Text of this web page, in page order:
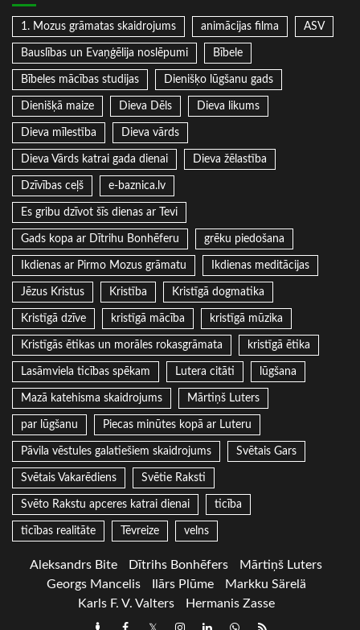
1. Mozus grāmatas skaidrojums animācijas filma ASV
Bauslības un Evaņģēlija noslēpumi Bībele
Bībeles mācības studijas Dienišķo lūgšanu gads
Dienišķā maize Dieva Dēls Dieva likums
Dieva mīlestība Dieva vārds
Dieva Vārds katrai gada dienai Dieva žēlastība
Dzīvības ceļš e-baznica.lv
Es gribu dzīvot šīs dienas ar Tevi
Gads kopa ar Dītrihu Bonhēferu grēku piedošana
Ikdienas ar Pirmo Mozus grāmatu Ikdienas meditācijas
Jēzus Kristus Kristība Kristīgā dogmatika
Kristīgā dzīve kristīgā mācība kristīgā mūzika
Kristīgās ētikas un morāles rokasgrāmata kristīgā ētika
Lasāmviela ticības spēkam Lutera citāti lūgšana
Mazā katehisma skaidrojums Mārtiņš Luters
par lūgšanu Piecas minūtes kopā ar Luteru
Pāvila vēstules galatiešiem skaidrojums Svētais Gars
Svētais Vakarēdiens Svētie Raksti
Svēto Rakstu apceres katrai dienai ticība
ticības realitāte Tēvreize velns
Aleksandrs Bite Dītrihs Bonhēfers
Mārtiņš Luters
Georgs Mancelis
Ilārs Plūme
Markku Särelä
Karls F. V. Valters
Hermanis Zasse